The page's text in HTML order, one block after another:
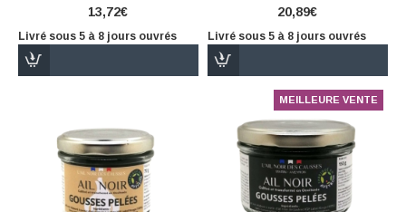
13,72€
Livré sous 5 à 8 jours ouvrés
20,89€
Livré sous 5 à 8 jours ouvrés
MEILLEURE VENTE